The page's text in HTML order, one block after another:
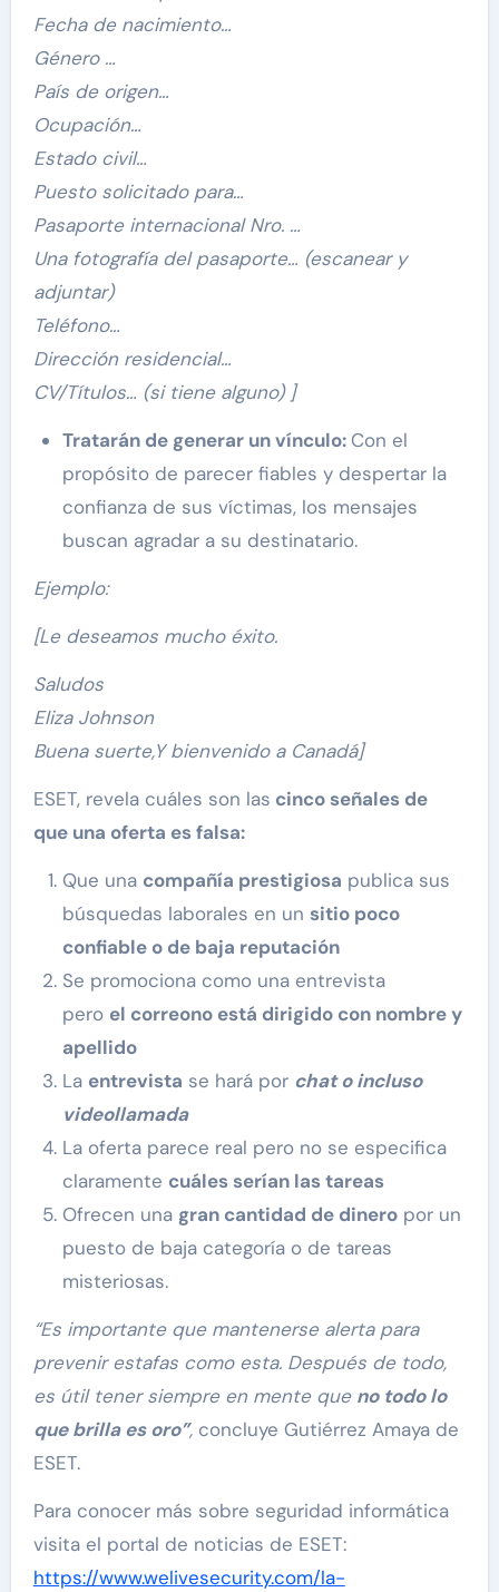
Fecha de nacimiento…
Género …
País de origen…
Ocupación…
Estado civil…
Puesto solicitado para…
Pasaporte internacional Nro. …
Una fotografía del pasaporte… (escanear y
adjuntar)
Teléfono…
Dirección residencial…
CV/Títulos… (si tiene alguno) ]
Tratarán de generar un vínculo: Con el
propósito de parecer fiables y despertar la
confianza de sus víctimas, los mensajes
buscan agradar a su destinatario.
Ejemplo:
[Le deseamos mucho éxito.
Saludos
Eliza Johnson
Buena suerte,Y bienvenido a Canadá]
ESET, revela cuáles son las cinco señales de
que una oferta es falsa:
Que una compañía prestigiosa publica sus
búsquedas laborales en un sitio poco
confiable o de baja reputación
Se promociona como una entrevista
pero el correono está dirigido con nombre y
apellido
La entrevista se hará por chat o incluso
videollamada
La oferta parece real pero no se especifica
claramente cuáles serían las tareas
Ofrecen una gran cantidad de dineropor un
puesto de baja categoría o de tareas
misteriosas.
“Es importante que mantenerse alerta para
prevenir estafas como esta. Después de todo,
es útil tener siempre en mente que no todo lo
que brilla es oro”, concluye Gutiérrez Amaya de
ESET.
Para conocer más sobre seguridad informática
visita el portal de noticias de ESET:
https://www.welivesecurity.com/la-